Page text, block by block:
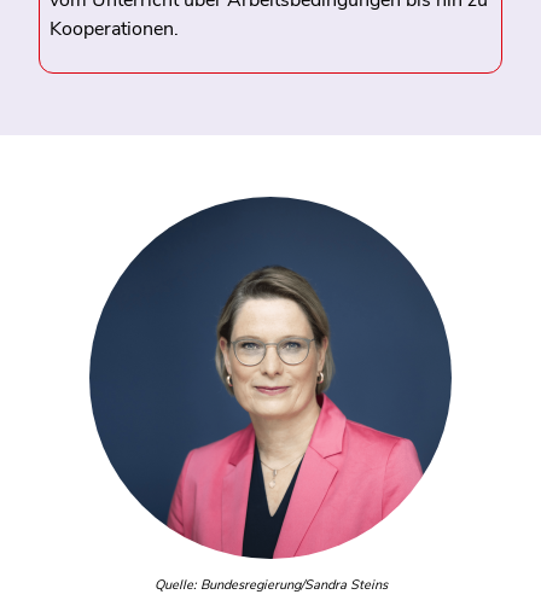
Kooperationen.
Quelle: Bundesregierung/Sandra Steins